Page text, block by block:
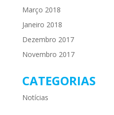
Março 2018
Janeiro 2018
Dezembro 2017
Novembro 2017
CATEGORIAS
Notícias